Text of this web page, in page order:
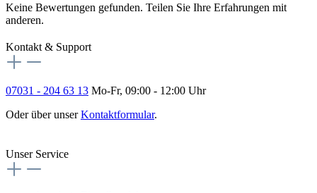
Keine Bewertungen gefunden. Teilen Sie Ihre Erfahrungen mit
anderen.
Kontakt & Support
07031 - 204 63 13 Mo-Fr, 09:00 - 12:00 Uhr
Oder über unserKontaktformular.
Unser Service